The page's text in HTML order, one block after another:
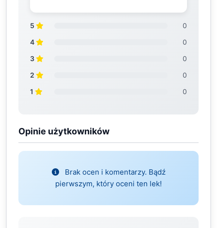
5
0
4
0
3
0
2
0
1
0
Opinie użytkowników
Brak ocen i komentarzy. Bądź
pierwszym, który oceni ten lek!